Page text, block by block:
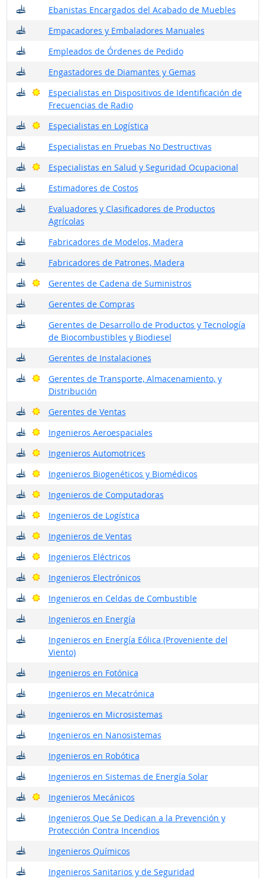
Ebanistas Encargados del Acabado de Muebles
¿Dónde trabajan?
Empacadores y Embaladores Manuales
¿Dónde trabajan?
Empleados de Órdenes de Pedido
¿Dónde trabajan?
Engastadores de Diamantes y Gemas
¿Dónde trabajan?
Especialistas en Dispositivos de Identificación de
Frecuencias de Radio
¿Dónde trabajan?
Buenas perspectivas
Especialistas en Logística
¿Dónde trabajan?
Buenas perspectivas
Especialistas en Pruebas No Destructivas
¿Dónde trabajan?
Especialistas en Salud y Seguridad Ocupacional
¿Dónde trabajan?
Buenas perspectivas
Estimadores de Costos
¿Dónde trabajan?
Evaluadores y Clasificadores de Productos
Agrícolas
¿Dónde trabajan?
Fabricadores de Modelos, Madera
¿Dónde trabajan?
Fabricadores de Patrones, Madera
¿Dónde trabajan?
Gerentes de Cadena de Suministros
¿Dónde trabajan?
Buenas perspectivas
Gerentes de Compras
¿Dónde trabajan?
Gerentes de Desarrollo de Productos y Tecnología
de Biocombustibles y Biodiesel
¿Dónde trabajan?
Gerentes de Instalaciones
¿Dónde trabajan?
Gerentes de Transporte, Almacenamiento, y
Distribución
¿Dónde trabajan?
Buenas perspectivas
Gerentes de Ventas
¿Dónde trabajan?
Buenas perspectivas
Ingenieros Aeroespaciales
¿Dónde trabajan?
Buenas perspectivas
Ingenieros Automotrices
¿Dónde trabajan?
Buenas perspectivas
Ingenieros Biogenéticos y Biomédicos
¿Dónde trabajan?
Buenas perspectivas
Ingenieros de Computadoras
¿Dónde trabajan?
Buenas perspectivas
Ingenieros de Logística
¿Dónde trabajan?
Buenas perspectivas
Ingenieros de Ventas
¿Dónde trabajan?
Buenas perspectivas
Ingenieros Eléctricos
¿Dónde trabajan?
Buenas perspectivas
Ingenieros Electrónicos
¿Dónde trabajan?
Buenas perspectivas
Ingenieros en Celdas de Combustible
¿Dónde trabajan?
Buenas perspectivas
Ingenieros en Energía
¿Dónde trabajan?
Ingenieros en Energía Eólica (Proveniente del
Viento)
¿Dónde trabajan?
Ingenieros en Fotónica
¿Dónde trabajan?
Ingenieros en Mecatrónica
¿Dónde trabajan?
Ingenieros en Microsistemas
¿Dónde trabajan?
Ingenieros en Nanosistemas
¿Dónde trabajan?
Ingenieros en Robótica
¿Dónde trabajan?
Ingenieros en Sistemas de Energía Solar
¿Dónde trabajan?
Ingenieros Mecánicos
¿Dónde trabajan?
Buenas perspectivas
Ingenieros Que Se Dedican a la Prevención y
Protección Contra Incendios
¿Dónde trabajan?
Ingenieros Químicos
¿Dónde trabajan?
Ingenieros Sanitarios y de Seguridad
¿Dónde trabajan?